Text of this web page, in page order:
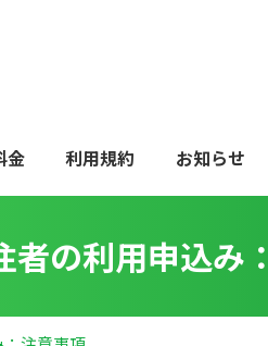
金 利用規約 お知らせ
者の利用申込み